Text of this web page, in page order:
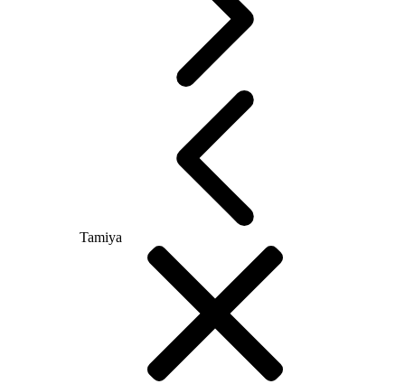
Tamiya